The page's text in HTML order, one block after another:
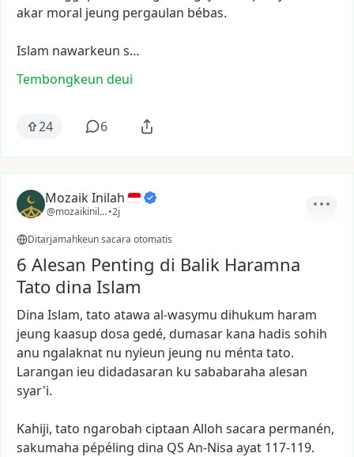
akar moral jeung pergaulan bébas.
Islam nawarkeun s…
Tembongkeun deui
24 6
Mozaik Inilah
@mozaikinilah•2j
Ditarjamahkeun sacara otomatis
6 Alesan Penting di Balik Haramna
Tato dina Islam
Dina Islam, tato atawa al-wasymu dihukum haram
jeung kaasup dosa gedé, dumasar kana hadis sohih
anu ngalaknat nu nyieun jeung nu ménta tato.
Larangan ieu didadasaran ku sababaraha alesan
syar'i.
Kahiji, tato ngarobah ciptaan Alloh sacara permanén,
sakumaha pépéling dina QS An-Nisa ayat 117-119.